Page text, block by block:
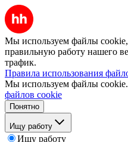
Мы используем файлы cookie,
правильную работу нашего
трафик.
Правила использования
Мы используем файлы cookie.
файлов cookie
Понятно
Ищу работу
Ищу работу